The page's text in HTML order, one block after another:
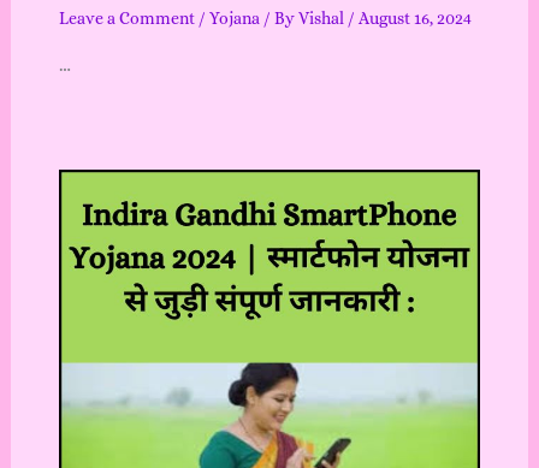
Leave a Comment / Yojana/ ByVishal / August 16, 2024
…